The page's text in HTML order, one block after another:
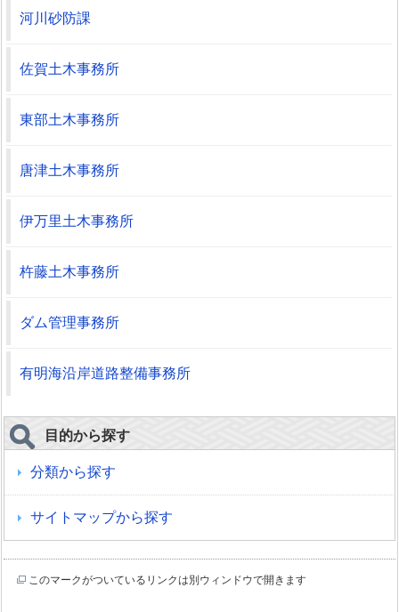
河川砂防課
佐賀土木事務所
東部土木事務所
唐津土木事務所
伊万里土木事務所
杵藤土木事務所
ダム管理事務所
有明海沿岸道路整備事務所
目的から探す
分類から探す
サイトマップから探す
このマークがついているリンクは別ウィンドウで開きます